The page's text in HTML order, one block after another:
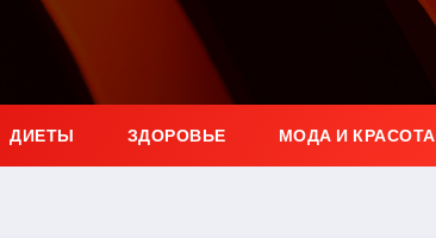
ДИЕТЫ ЗДОРОВЬЕ МОДА И КРАСОТА